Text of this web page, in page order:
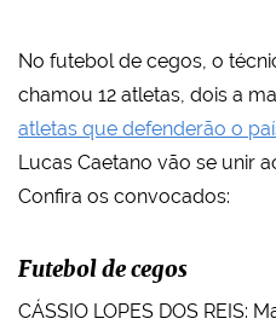
No futebol de cegos, o
chamou 12 atletas, dois a
atletas que defenderão o
Lucas Caetano vão se unir
Confira os convocados:
Futebol de cegos
CÁSSIO LOPES DOS REIS: